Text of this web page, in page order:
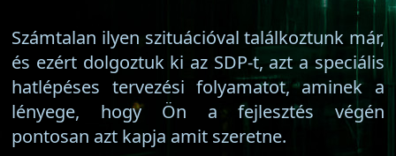
Számtalan ilyen szituációval találkoztunk már,
és ezért dolgoztuk ki az SDP-t, azt a speciális
hatlépéses tervezési folyamatot, aminek a
lényege, hogy Ön a fejlesztés végén
pontosan azt kapja amit szeretne.